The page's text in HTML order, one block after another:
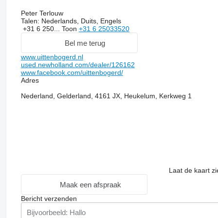
Peter Terlouw
Talen: Nederlands, Duits, Engels
+31 6 250... Toon +31 6 25033520
Bel me terug
www.uittenbogerd.nl
used.newholland.com/dealer/126162
www.facebook.com/uittenbogerd/
Adres
Nederland, Gelderland, 4161 JX, Heukelum, Kerkweg 1
Laat de kaart
Maak een afspraak
Bericht verzenden